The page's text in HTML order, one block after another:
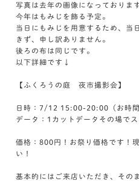
写真は去年の画像になっておりま
今年はもみじを飾る予定。
当日にもみじを用意するため、当
きず、申し訳ありません。
後ろの布は同じです。
以下詳細です↓
【ふくろうの庭 夜市撮影会】
日時：7/12 15:00-20:00（お時間
データ：1カットデータその場で
価格：800円！お祭り価格です！
い！
基本的にはご来店いただき、その